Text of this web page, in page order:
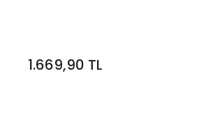
1.669,90 TL